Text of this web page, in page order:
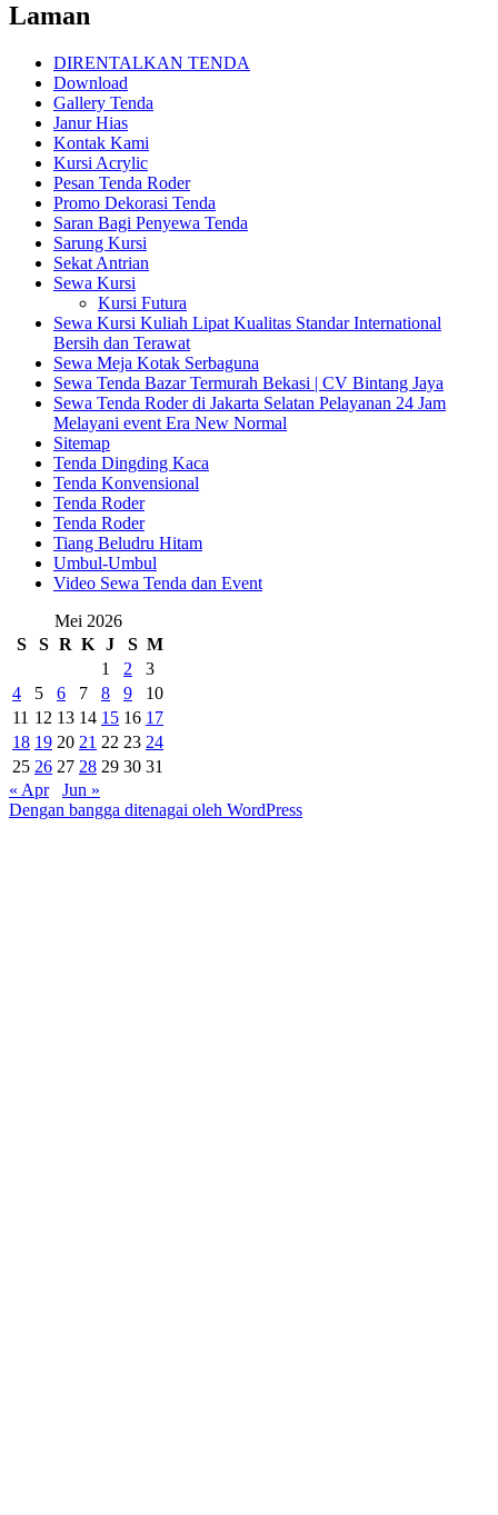
Laman
DIRENTALKAN TENDA
Download
Gallery Tenda
Janur Hias
Kontak Kami
Kursi Acrylic
Pesan Tenda Roder
Promo Dekorasi Tenda
Saran Bagi Penyewa Tenda
Sarung Kursi
Sekat Antrian
Sewa Kursi
Kursi Futura
Sewa Kursi Kuliah Lipat Kualitas Standar International
Bersih dan Terawat
Sewa Meja Kotak Serbaguna
Sewa Tenda Bazar Termurah Bekasi | CV Bintang Jaya
Sewa Tenda Roder di Jakarta Selatan Pelayanan 24 Jam
Melayani event Era New Normal
Sitemap
Tenda Dingding Kaca
Tenda Konvensional
Tenda Roder
Tenda Roder
Tiang Beludru Hitam
Umbul-Umbul
Video Sewa Tenda dan Event
Mei 2026
S
S R K J S M
1
2
3
4
5 6 7 8 9
10
11 12 13 14 15 16 17
18 19 20 21 22 23 24
25 26 27 28 29 30 31
« Apr
Jun »
Dengan bangga ditenagai oleh WordPress